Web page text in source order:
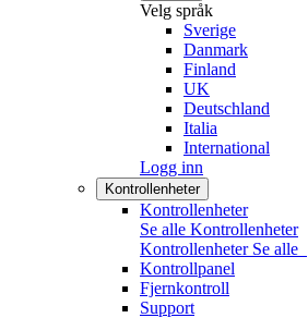
Velg språk
Sverige
Danmark
Finland
UK
Deutschland
Italia
International
Logg inn
Kontrollenheter
Kontrollenheter
Se alle Kontrollenheter
Kontrollenheter Se alle
Kontrollpanel
Fjernkontroll
Support